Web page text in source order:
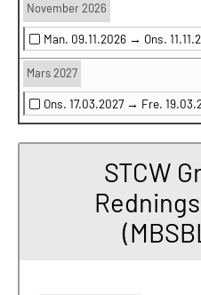
November 2026
Man. 09.11.2026 → Ons.
Mars 2027
Ons. 17.03.2027 → Fre.
STCW